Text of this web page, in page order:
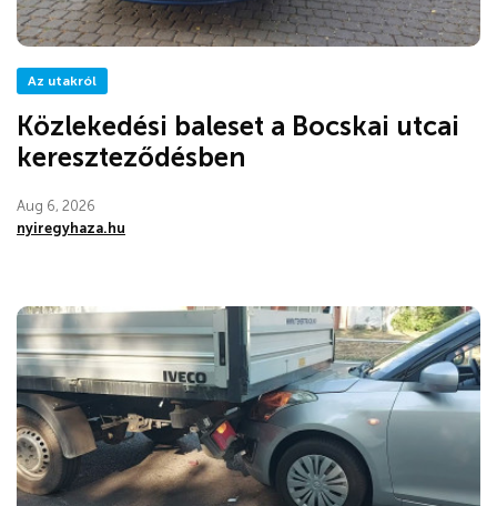
Az utakról
Közlekedési baleset a Bocskai utcai
kereszteződésben
Aug 6, 2026
nyiregyhaza.hu